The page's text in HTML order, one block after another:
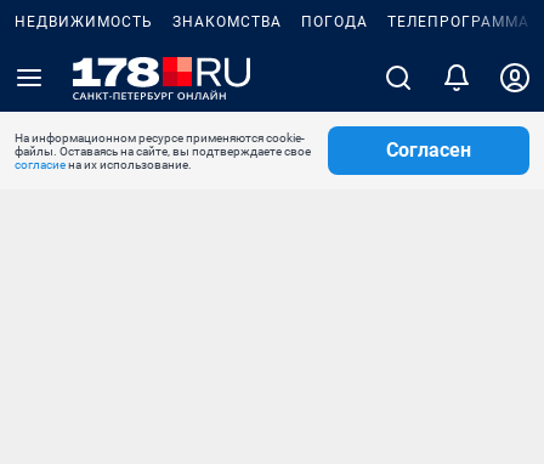
НЕДВИЖИМОСТЬ ЗНАКОМСТВА ПОГОДА ТЕЛЕПРОГРАММА
На информационном ресурсе применяются cookie-
файлы. Оставаясь на сайте, вы подтверждаете свое
согласиена их использование.
Согласен